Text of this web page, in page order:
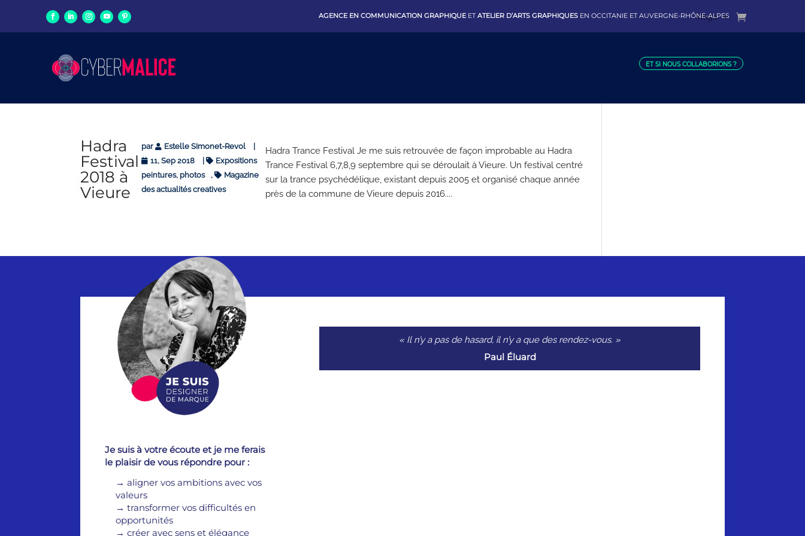
AGENCE EN COMMUNICATION GRAPHIQUEETATELIER D’ARTS GRAPHIQUESEN OCCITANIE ET AUVERGNE-RHÔNE-ALPES
Mega
ET SI NOUS COLLABORIONS ?
Hadra
Festival
2018 à
Vieure
par Estelle SImonet-Revol
|
11, Sep 2018
|
Expositions
peintures, photos
,
Magazine
des actualités creatives
Hadra Trance Festival Je me suis retrouvée de façon improbable au Hadra
Trance Festival 6,7,8,9 septembre qui se déroulait à Vieure. Un festival centré
sur la trance psychédélique, existant depuis 2005 et organisé chaque année
près de la commune de Vieure depuis 2016....
Je suis à votre écoute et je me ferais
le plaisir de vous répondre pour :
→ aligner vos ambitions avec vos
valeurs
→ transformer vos difficultés en
opportunités
→ créer avec sens et élégance
« Il n’y a pas de hasard, il n’y a que des rendez-vous. »
Paul Éluard